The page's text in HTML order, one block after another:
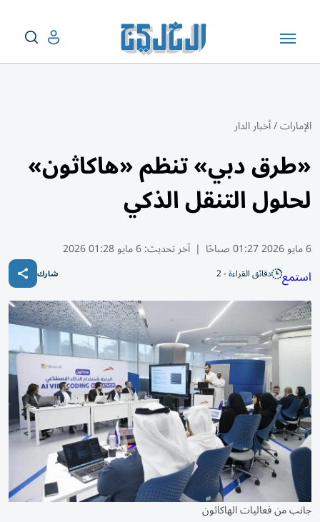
الإمارات/أخبار الدار
«طرق دبي» تنظم «هاكاثون»
لحلول التنقل الذكي
6 مايو 2026 01:27 صباحًا | آخر تحديث:6 مايو 01:28 2026
استمع دقائق القراءة - 2 شارك
جانب من فعاليات الهاكاثون